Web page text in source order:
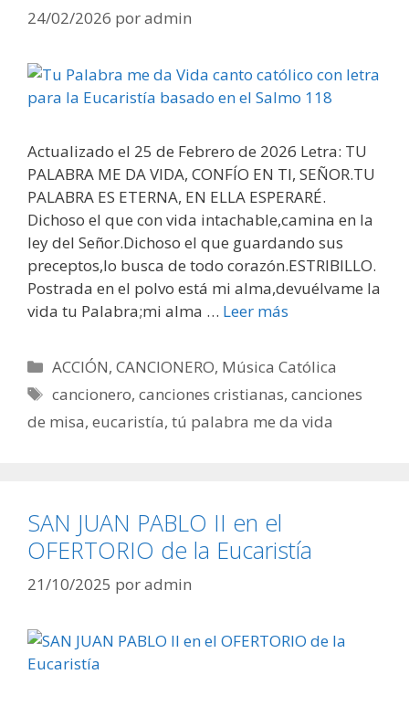
24/02/2026 poradmin
Actualizado el 25 de Febrero de 2026 Letra: TU
PALABRA ME DA VIDA, CONFÍO EN TI, SEÑOR.TU
PALABRA ES ETERNA, EN ELLA ESPERARÉ.
Dichoso el que con vida intachable,camina en la
ley del Señor.Dichoso el que guardando sus
preceptos,lo busca de todo corazón.ESTRIBILLO.
Postrada en el polvo está mi alma,devuélvame la
vida tu Palabra;mi alma … Leer más
Categorías
ACCIÓN,CANCIONERO, Música Católica
Etiquetas
cancionero,canciones cristianas,canciones
de misa, eucaristía, tú palabra me da vida
SAN JUAN PABLO II en el
OFERTORIO de la Eucaristía
21/10/2025 poradmin